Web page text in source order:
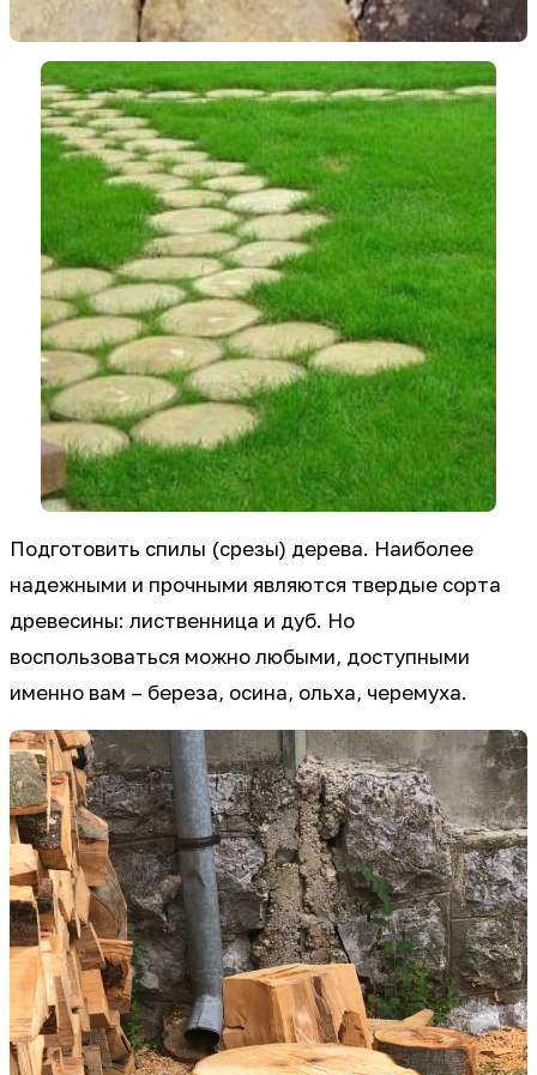
Подготовить спилы (срезы) дерева. Наиболее
надежными и прочными являются твердые сорта
древесины: лиственница и дуб. Но
воспользоваться можно любыми, доступными
именно вам – береза, осина, ольха, черемуха.